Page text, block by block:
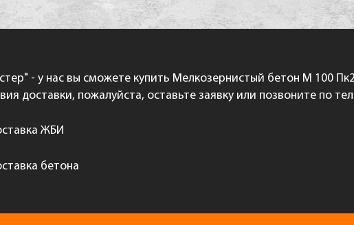
- у нас вы сможете купить Мелкозернистый бетон М 100
доставки, пожалуйста, оставьте заявку или позвоните по
ЖБИ
бетона